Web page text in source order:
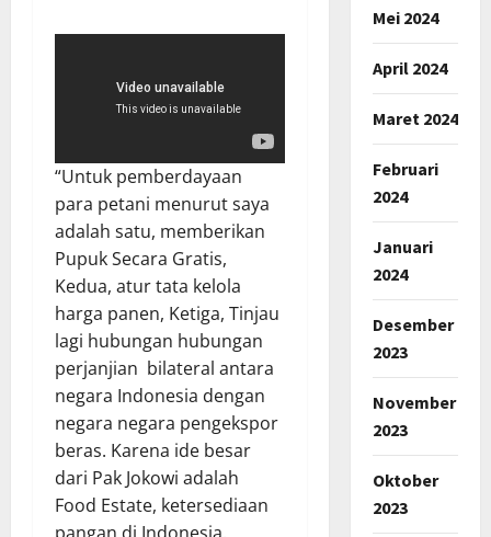
“Untuk pemberdayaan
para petani menurut saya
adalah satu, memberikan
Pupuk Secara Gratis,
Kedua, atur tata kelola
harga panen, Ketiga, Tinjau
lagi hubungan hubungan
perjanjian bilateral antara
negara Indonesia dengan
negara negara pengekspor
beras. Karena ide besar
dari Pak Jokowi adalah
Food Estate, ketersediaan
Mei 2024
April 2024
Maret 2024
Februari
2024
Januari
2024
Desember
2023
November
2023
Oktober
2023